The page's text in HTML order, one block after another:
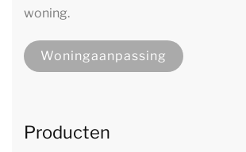
woning.
Woningaanpassing
Producten